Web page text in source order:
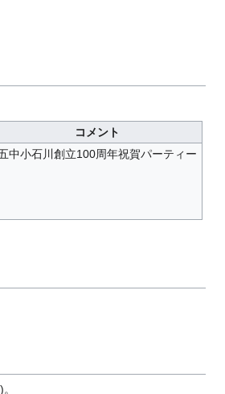
コメント
中小石川創立100周年祝賀パーティー